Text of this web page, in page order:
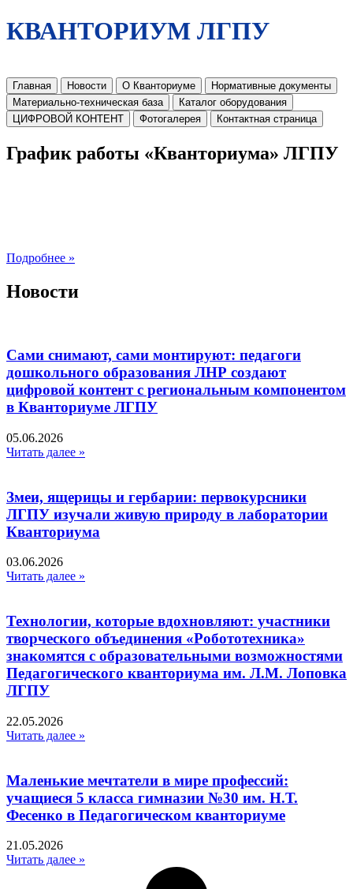
КВАНТОРИУМ ЛГПУ
Главная Новости О Кванториуме
Нормативные документы
Материально-техническая база
Каталог оборудования
ЦИФРОВОЙ КОНТЕНТ
Фотогалерея Контактная страница
График работы «Кванториума» ЛГПУ
Подробнее »
Новости
Сами снимают, сами монтируют: педагоги
дошкольного образования ЛНР создают
цифровой контент с региональным компонентом
в Кванториуме ЛГПУ​
05.06.2026
Читать далее »
Змеи, ящерицы и гербарии: первокурсники
ЛГПУ изучали живую природу в лаборатории
Кванториума
03.06.2026
Читать далее »
Технологии, которые вдохновляют: участники
творческого объединения «Робототехника»
знакомятся с образовательными возможностями
Педагогического кванториума им. Л.М. Лоповка
ЛГПУ
22.05.2026
Читать далее »
Маленькие мечтатели в мире профессий:
учащиеся 5 класса гимназии №30 им. Н.Т.
Фесенко в Педагогическом кванториуме
21.05.2026
Читать далее »